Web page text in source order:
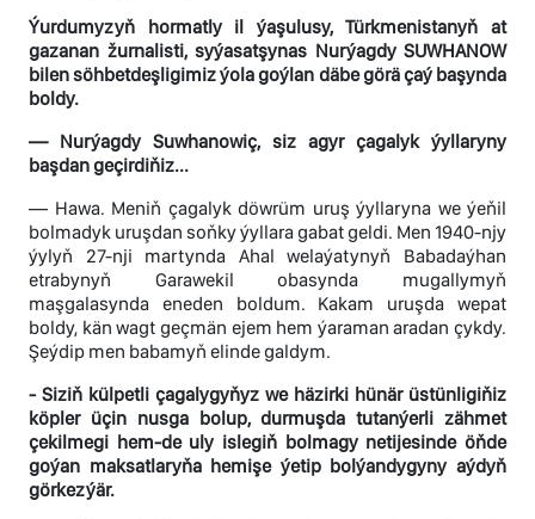
Ýurdumyzyň hormatly il ýaşulusy, Türkmenistanyň at
gazanan žurnalisti, syýasatşynas Nurýagdy SUWHANOW
bilen söhbetdeşligimiz ýola goýlan däbe görä çaý başynda
boldy.
— Nurýagdy Suwhanowiç, siz agyr çagalyk ýyllaryny
başdan geçirdiňiz...
— Hawa. Meniň çagalyk döwrüm uruş ýyllaryna we ýeňil
bolmadyk uruşdan soňky ýyllara gabat geldi. Men 1940-njy
ýylyň 27-nji martynda Ahal welaýatynyň Babadaýhan
etrabynyň Garawekil obasynda mugallymyň
maşgalasynda eneden boldum. Kakam uruşda wepat
boldy, kän wagt geçmän ejem hem ýaraman aradan çykdy.
Şeýdip men babamyň elinde galdym.
- Siziň külpetli çagalygyňyz we häzirki hünär üstünligiňiz
köpler üçin nusga bolup, durmuşda tutanýerli zähmet
çekilmegi hem-de uly islegiň bolmagy netijesinde öňde
goýan maksatlaryňa hemişe ýetip bolýandygyny aýdyň
görkezýär.